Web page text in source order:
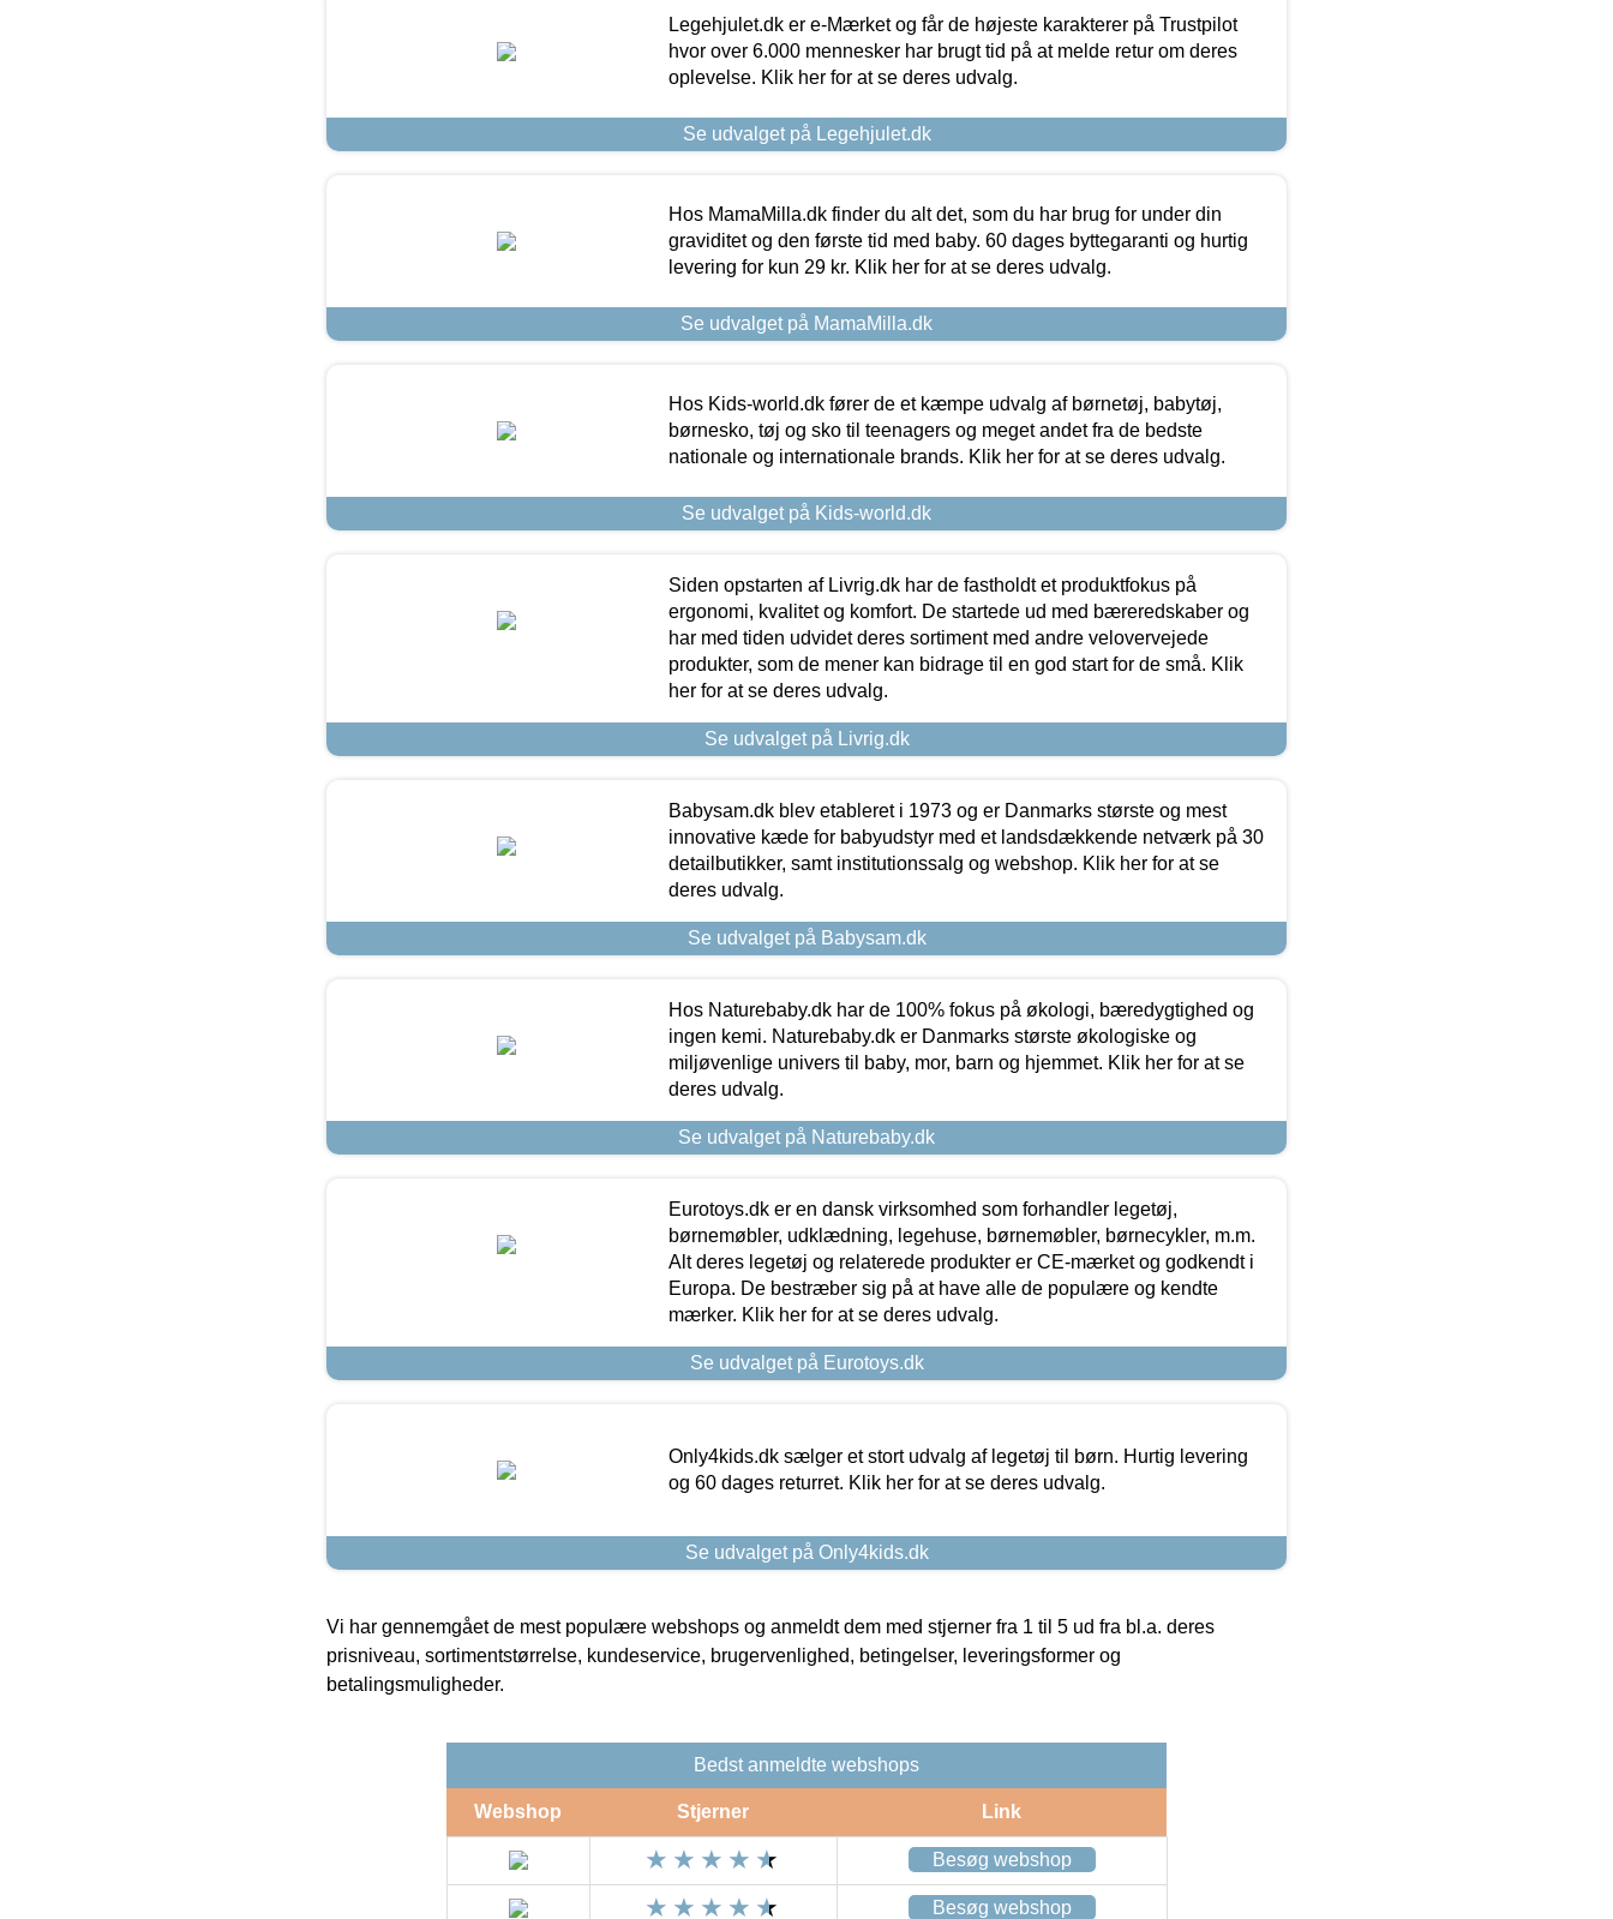
Legehjulet.dk er e-Mærket og får de højeste karakterer på Trustpilot
hvor over 6.000 mennesker har brugt tid på at melde retur om deres
oplevelse. Klik her for at se deres udvalg.
Se udvalget på Legehjulet.dk
Hos MamaMilla.dk finder du alt det, som du har brug for under din
graviditet og den første tid med baby. 60 dages byttegaranti og hurtig
levering for kun 29 kr. Klik her for at se deres udvalg.
Se udvalget på MamaMilla.dk
Hos Kids-world.dk fører de et kæmpe udvalg af børnetøj, babytøj,
børnesko, tøj og sko til teenagers og meget andet fra de bedste
nationale og internationale brands. Klik her for at se deres udvalg.
Se udvalget på Kids-world.dk
Siden opstarten af Livrig.dk har de fastholdt et produktfokus på
ergonomi, kvalitet og komfort. De startede ud med bæreredskaber og
har med tiden udvidet deres sortiment med andre velovervejede
produkter, som de mener kan bidrage til en god start for de små. Klik
her for at se deres udvalg.
Se udvalget på Livrig.dk
Babysam.dk blev etableret i 1973 og er Danmarks største og mest
innovative kæde for babyudstyr med et landsdækkende netværk på 30
detailbutikker, samt institutionssalg og webshop. Klik her for at se
deres udvalg.
Se udvalget på Babysam.dk
Hos Naturebaby.dk har de 100% fokus på økologi, bæredygtighed og
ingen kemi. Naturebaby.dk er Danmarks største økologiske og
miljøvenlige univers til baby, mor, barn og hjemmet. Klik her for at se
deres udvalg.
Se udvalget på Naturebaby.dk
Eurotoys.dk er en dansk virksomhed som forhandler legetøj,
børnemøbler, udklædning, legehuse, børnemøbler, børnecykler, m.m.
Alt deres legetøj og relaterede produkter er CE-mærket og godkendt i
Europa. De bestræber sig på at have alle de populære og kendte
mærker. Klik her for at se deres udvalg.
Se udvalget på Eurotoys.dk
Only4kids.dk sælger et stort udvalg af legetøj til børn. Hurtig levering
og 60 dages returret. Klik her for at se deres udvalg.
Se udvalget på Only4kids.dk
Vi har gennemgået de mest populære webshops og anmeldt dem med stjerner fra 1 til 5 ud fra bl.a. deres
prisniveau, sortimentstørrelse, kundeservice, brugervenlighed, betingelser, leveringsformer og
betalingsmuligheder.
Bedst anmeldte webshops
Webshop Stjerner Link
Besøg webshop
Besøg webshop